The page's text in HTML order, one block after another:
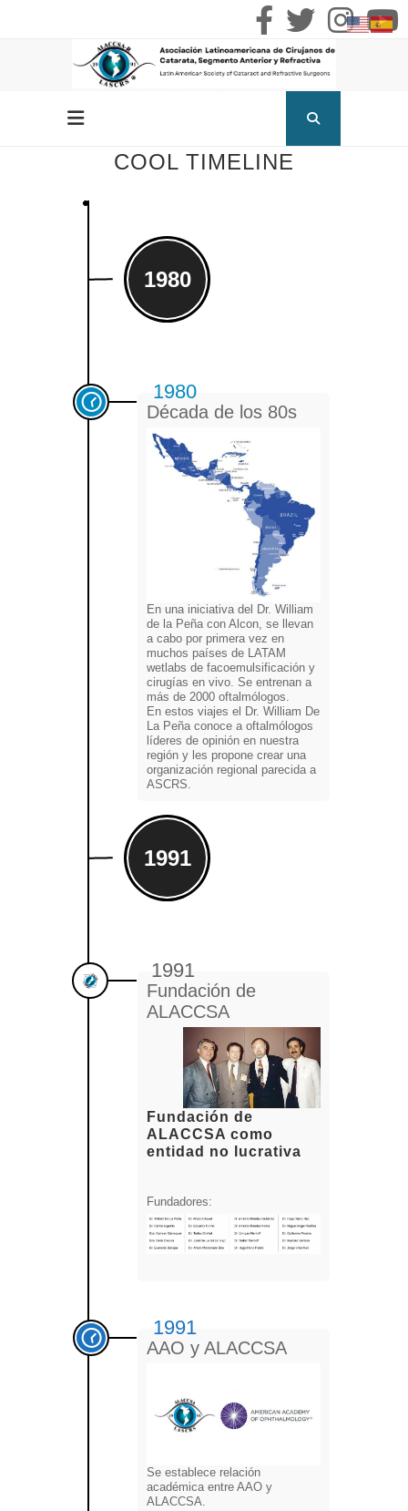
COOL TIMELINE
1980
1980
Década de los 80s
En una iniciativa del Dr. William
de la Peña con Alcon, se llevan
a cabo por primera vez en
muchos países de LATAM
wetlabs de facoemulsificación y
cirugías en vivo. Se entrenan a
más de 2000 oftalmólogos.
En estos viajes el Dr. William De
La Peña conoce a oftalmólogos
líderes de opinión en nuestra
región y les propone crear una
organización regional parecida a
ASCRS.
1991
1991
Fundación de
ALACCSA
Fundación de
ALACCSA como
entidad no lucrativa
Fundadores:
1991
AAO y ALACCSA
Se establece relación
académica entre AAO y
ALACCSA.